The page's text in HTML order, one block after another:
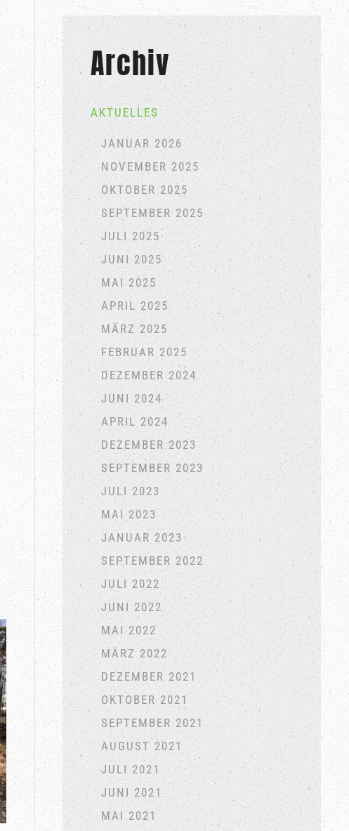
Archiv
AKTUELLES
JANUAR 2026
NOVEMBER 2025
OKTOBER 2025
SEPTEMBER 2025
JULI 2025
JUNI 2025
MAI 2025
APRIL 2025
MÄRZ 2025
FEBRUAR 2025
DEZEMBER 2024
JUNI 2024
APRIL 2024
DEZEMBER 2023
SEPTEMBER 2023
JULI 2023
MAI 2023
JANUAR 2023
SEPTEMBER 2022
JULI 2022
JUNI 2022
MAI 2022
MÄRZ 2022
DEZEMBER 2021
OKTOBER 2021
SEPTEMBER 2021
AUGUST 2021
JULI 2021
JUNI 2021
MAI 2021